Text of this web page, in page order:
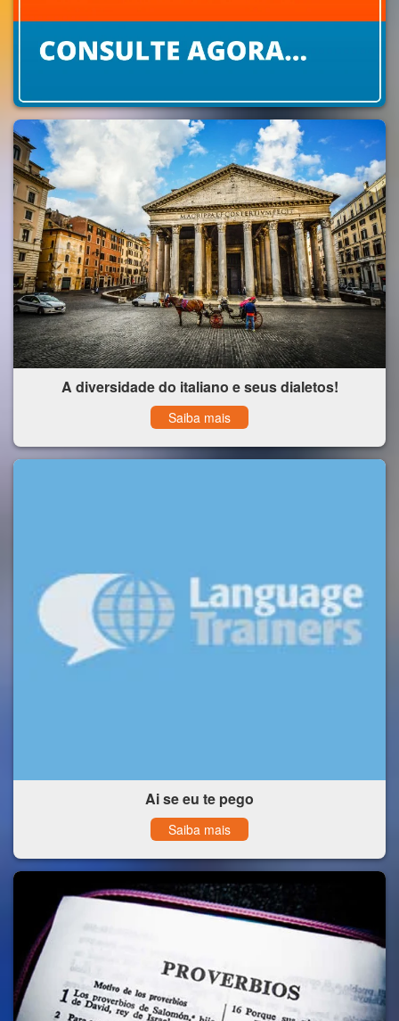
A diversidade do italiano e seus dialetos!
Saiba mais
Ai se eu te pego
Saiba mais